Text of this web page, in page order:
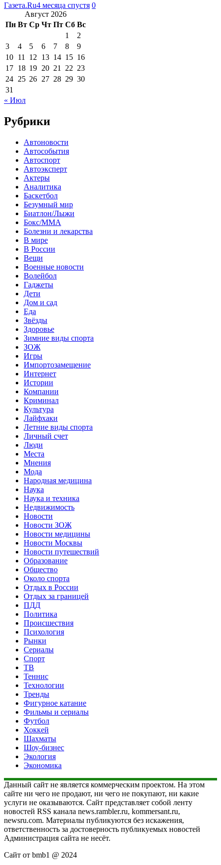
Газета.Ru4 месяца спустя 0
Август 2026
Пн Вт Ср Чт Пт Сб Вс
1
2
3
4 5 6 7 8
9
10 11 12 13 14 15 16
17 18 19 20 21 22 23
24 25 26 27 28 29 30
31
« Июл
Рубрики
Автоновости
Автособытия
Автоспорт
Автоэксперт
Актеры
Аналитика
Баскетбол
Безумный мир
Биатлон/Лыжи
Бокс/MMA
Болезни и лекарства
В мире
В России
Вещи
Военные новости
Волейбол
Гаджеты
Дети
Дом и сад
Еда
Звёзды
Здоровье
Зимние виды спорта
ЗОЖ
Игры
Импортозамещение
Интернет
Истории
Компании
Криминал
Культура
Лайфхаки
Летние виды спорта
Личный счет
Люди
Места
Мнения
Мода
Народная медицина
Наука
Наука и техника
Недвижимость
Новости
Новости ЗОЖ
Новости медицины
Новости Москвы
Новости путешествий
Образование
Общество
Около спорта
Отдых в России
Отдых за границей
ПДД
Политика
Происшествия
Психология
Рынки
Сериалы
Спорт
ТВ
Теннис
Технологии
Тренды
Фигурное катание
Фильмы и сериалы
Футбол
Хоккей
Шахматы
Шоу-бизнес
Экология
Экономика
Данный сайт не является коммерческим проектом. На этом
сайте ни чего не продают, ни чего не покупают, ни какие
услуги не оказываются. Сайт представляет собой ленту
новостей RSS канала news.rambler.ru, kommersant.ru,
newsru.com. Материалы публикуются без искажения,
ответственность за достоверность публикуемых новостей
Администрация сайта не несёт.
Сайт от bmb1 @ 2024